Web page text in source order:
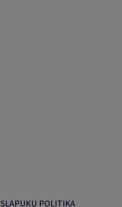
SLAPUKŲ POLITIKA